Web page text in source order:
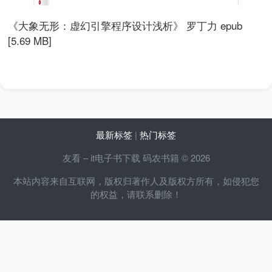
《大象无形：虚幻引擎程序设计浅析》 罗丁力 epub
[5.69 MB]
最新标签 | 热门标签
友看 – it电子书下载 码农书籍 © 2026
本站内容来自互联网，版权归著作人及版权方所有，如侵犯您
的权益，请联系删除！